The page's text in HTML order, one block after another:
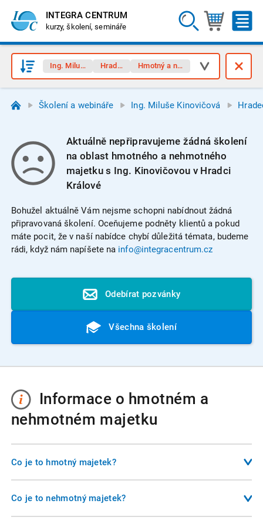
INTEGRA CENTRUM
kurzy, školení, semináře
Ing. Miluše KinovičováHradec KrálovéHmotný a nehmotný majetek
Školení a webináře Ing. Miluše Kinovičová
Aktuálně nepřipravujeme žádná školení
na oblast hmotného a nehmotného
majetku s Ing. Kinovičovou v Hradci
Králové
Bohužel aktuálně Vám nejsme schopni nabídnout žádná
připravovaná školení. Oceňujeme podněty klientů a pokud
máte pocit, že v naší nabídce chybí důležitá témata, budeme
rádi, když nám napíšete na info@integracentrum.cz
Odebírat pozvánky
Všechna školení
Informace o hmotném a
nehmotném majetku
Co je to hmotný majetek?
Hmotný majetek představuje fyzické věci, které podnikatel
používá k výkonu své činnosti. Patří sem například budovy,
Co je to nehmotný majetek?
Nehmotný majetek zahrnuje nehmotné položky, které mají